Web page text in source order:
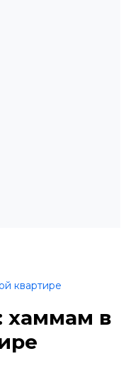
квартире
хаммам в